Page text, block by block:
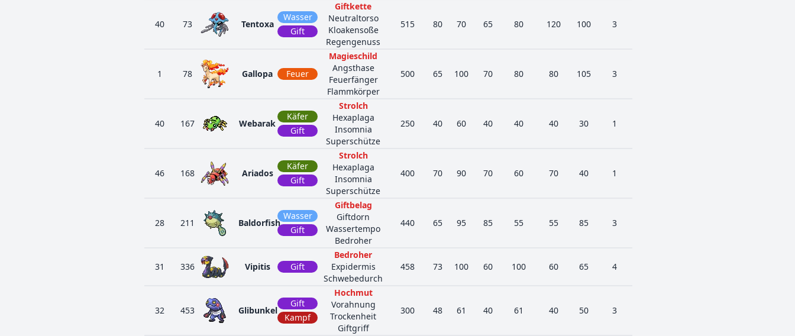
40 73 Tentoxa
Wasser
Gift
Giftkette
Neutraltorso
Kloakensoße
Regengenuss
515 80 70 65 80 120 100 3
1 78 Gallopa Feuer
Magieschild
Angsthase
Feuerfänger
Flammkörper
500 65 100 70 80 80 105 3
40 167 Webarak
Käfer
Gift
Strolch
Hexaplaga
Insomnia
Superschütze
250 40 60 40 40 40 30 1
46 168 Ariados
Käfer
Gift
Strolch
Hexaplaga
Insomnia
Superschütze
400 70 90 70 60 70 40 1
28 211 Baldorfish
Wasser
Gift
Giftbelag
Giftdorn
Wassertempo
Bedroher
440 65 95 85 55 55 85 3
31 336 Vipitis Gift
Bedroher
Expidermis
Schwebedurch
458 73 100 60 100 60 65 4
32 453 Glibunkel
Gift
Kampf
Hochmut
Vorahnung
Trockenheit
Giftgriff
300 48 61 40 61 40 50 3